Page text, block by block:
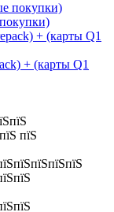
+ (карты Q1
пїЅ